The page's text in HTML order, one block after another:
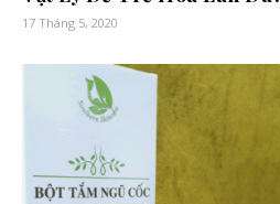
17 Tháng 5, 2020